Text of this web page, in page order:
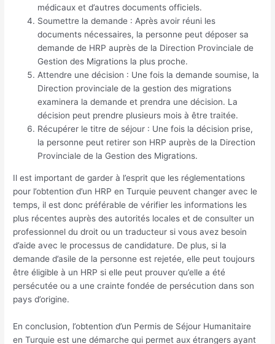
médicaux et d’autres documents officiels.
Soumettre la demande : Après avoir réuni les
documents nécessaires, la personne peut déposer sa
demande de HRP auprès de la Direction Provinciale de
Gestion des Migrations la plus proche.
Attendre une décision : Une fois la demande soumise, la
Direction provinciale de la gestion des migrations
examinera la demande et prendra une décision. La
décision peut prendre plusieurs mois à être traitée.
Récupérer le titre de séjour : Une fois la décision prise,
la personne peut retirer son HRP auprès de la Direction
Provinciale de la Gestion des Migrations.
Il est important de garder à l’esprit que les réglementations
pour l’obtention d’un HRP en Turquie peuvent changer avec le
temps, il est donc préférable de vérifier les informations les
plus récentes auprès des autorités locales et de consulter un
professionnel du droit ou un traducteur si vous avez besoin
d’aide avec le processus de candidature. De plus, si la
demande d’asile de la personne est rejetée, elle peut toujours
être éligible à un HRP si elle peut prouver qu’elle a été
persécutée ou a une crainte fondée de persécution dans son
pays d’origine.
En conclusion, l’obtention d’un Permis de Séjour Humanitaire
en Turquie est une démarche qui permet aux étrangers ayant